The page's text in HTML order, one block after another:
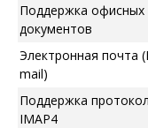
Поддержка офисных
документов
Электронная почта
mail)
Поддержка
IMAP4